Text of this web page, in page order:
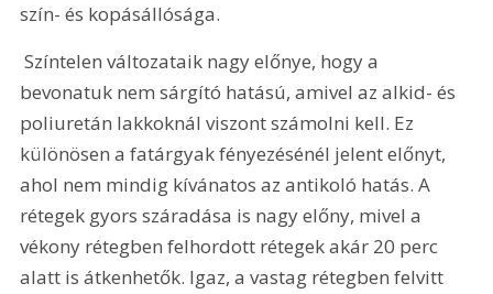
szín- és kopásállósága.
Színtelen változataik nagy előnye, hogy a
bevonatuk nem sárgító hatású, amivel az alkid- és
poliuretán lakkoknál viszont számolni kell. Ez
különösen a fatárgyak fényezésénél jelent előnyt,
ahol nem mindig kívánatos az antikoló hatás. A
rétegek gyors száradása is nagy előny, mivel a
vékony rétegben felhordott rétegek akár 20 perc
alatt is átkenhetők. Igaz, a vastag rétegben felvitt